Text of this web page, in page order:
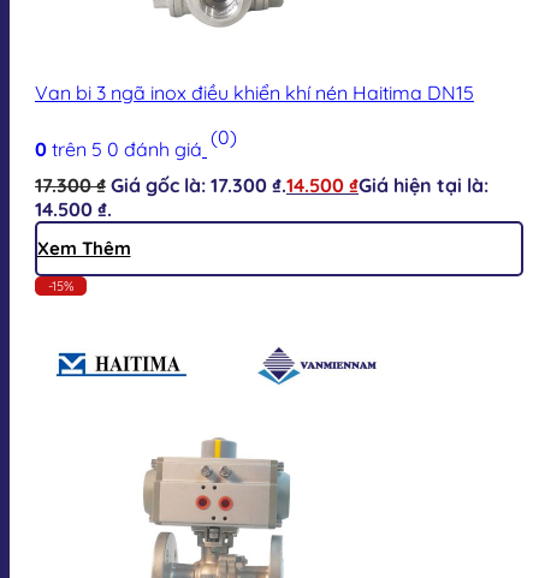
Van bi 3 ngã inox điều khiển khí nén Haitima DN15
0 trên 5 0 đánh giá (0)
17.300₫ Giá gốc là: 17.300 ₫.14.500 ₫Giá hiện tại là:
14.500 ₫.
Xem Thêm
-15%